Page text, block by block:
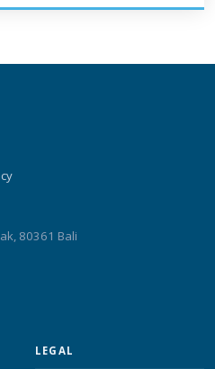
80361 Bali
LEGAL